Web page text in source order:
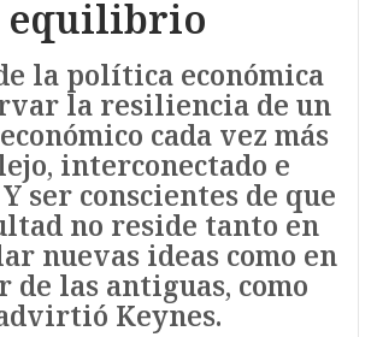
equilibrio
la política económica
la resiliencia de un
cada vez más
interconectado e
ser conscientes de que
no reside tanto en
nuevas ideas como en
de las antiguas, como
Keynes.